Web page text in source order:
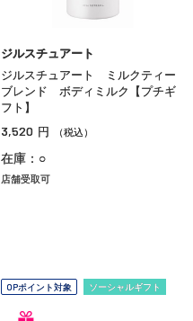
ジルスチュアート
ジルスチュアート ミルクティー
ブレンド ボディミルク【プチギ
フト】
3,520 円 （税込）
在庫：○
店舗受取可
OPポイント対象 ソーシャルギフト